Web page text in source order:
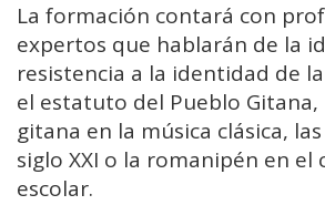
La formación contará con
expertos que hablarán de la
resistencia a la identidad de
el estatuto del Pueblo
gitana en la música clásica,
siglo XXI o la romanipén en el
escolar.